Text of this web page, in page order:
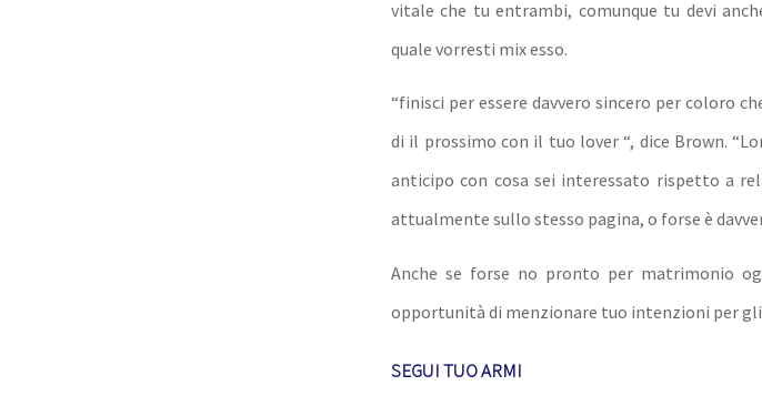
vitale che tu entrambi, comunque tu devi
quale vorresti mix esso.
“finisci per essere davvero sincero per coloro
di il prossimo con il tuo lover “, dice Brown.
anticipo con cosa sei interessato rispetto a
attualmente sullo stesso pagina, o forse è
Anche se forse no pronto per matrimonio
opportunità di menzionare tuo intenzioni per
SEGUI TUO ARMI